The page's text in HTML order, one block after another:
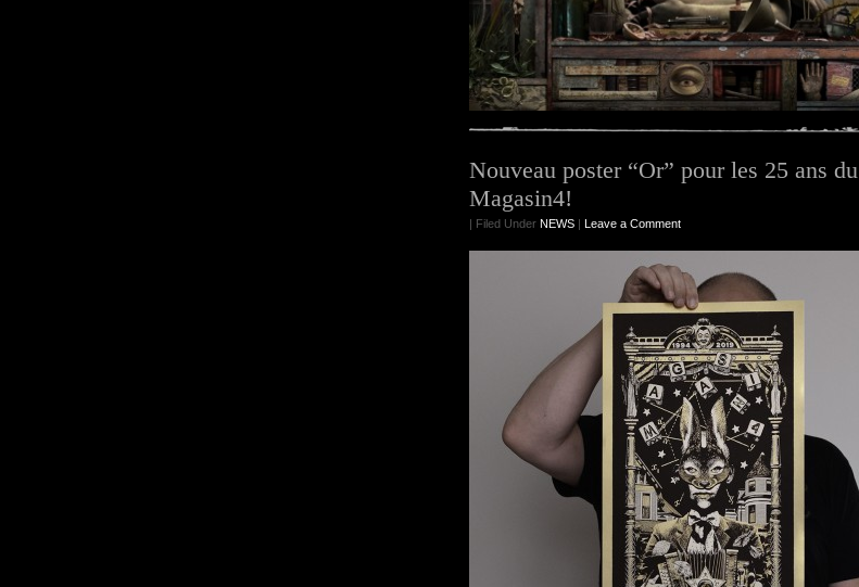
Nouveau poster “Or” pour les 25 ans du
Magasin4!
| Filed Under NEWS | Leave a Comment